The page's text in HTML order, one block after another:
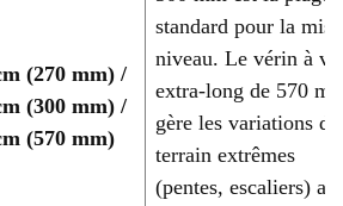
(270 mm) /
(300 mm) /
(570 mm)
standard pour la
niveau. Le vérin à vis
extra-long de 570
gère les variations de
terrain extrêmes
(pentes, escaliers)